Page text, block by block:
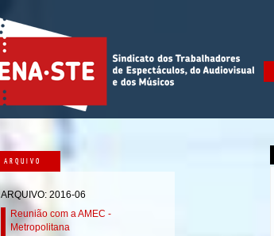
ARQUIVO
ARQUIVO: 2016-06
Reunião com a AMEC -
Metropolitana